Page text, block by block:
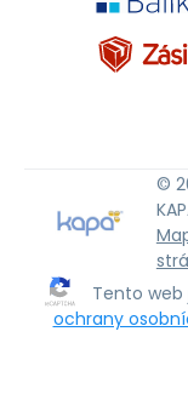
©
Tento web
ochrany